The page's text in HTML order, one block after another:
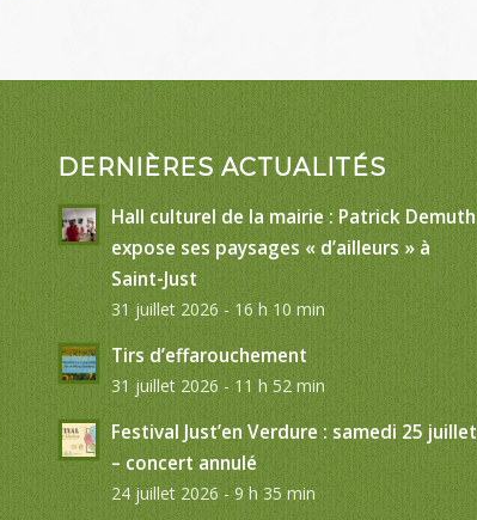
DERNIÈRES ACTUALITÉS
Hall culturel de la mairie : Patrick Demuth
expose ses paysages « d’ailleurs » à
Saint-Just
31 juillet 2026 - 16 h 10 min
Tirs d’effarouchement
31 juillet 2026 - 11 h 52 min
Festival Just’en Verdure : samedi 25 juillet
– concert annulé
24 juillet 2026 - 9 h 35 min